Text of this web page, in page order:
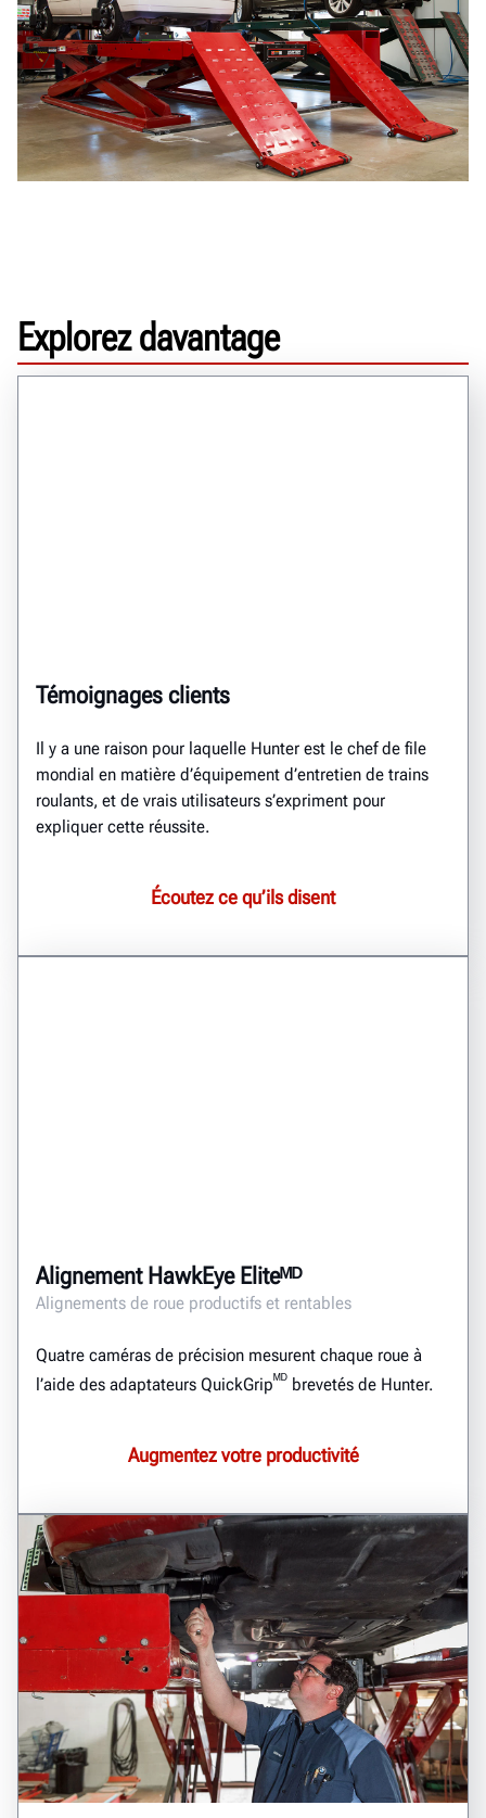
Explorez davantage
Témoignages clients
Il y a une raison pour laquelle Hunter est le chef de file
mondial en matière d’équipement d’entretien de trains
roulants, et de vrais utilisateurs s’expriment pour
expliquer cette réussite.
Écoutez ce qu’ils disent
Alignement HawkEye Eliteᴹᴰ
Alignements de roue productifs et rentables
Quatre caméras de précision mesurent chaque roue à
l’aide des adaptateurs QuickGripᴹᴰ brevetés de Hunter.
Augmentez votre productivité